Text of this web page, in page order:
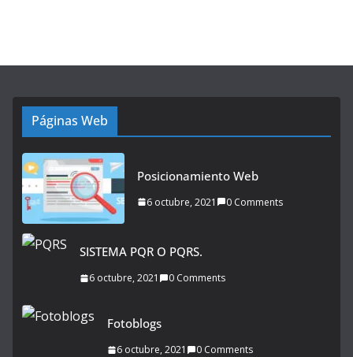
Páginas Web
Posicionamiento Web
6 octubre, 2021 0 Comments
SISTEMA PQR O PQRS.
6 octubre, 2021 0 Comments
Fotoblogs
6 octubre, 2021 0 Comments